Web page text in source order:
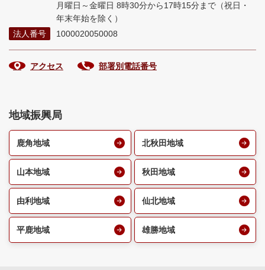
月曜日～金曜日 8時30分から17時15分まで （祝日・
年末年始を除く）
法人番号
1000020050008
アクセス 部署別電話番号
地域振興局
鹿角地域 北秋田地域
山本地域 秋田地域
由利地域 仙北地域
平鹿地域 雄勝地域